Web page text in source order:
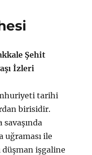
Şehit
İzleri
tarihi
birisidir.
savaşında
uğraması ile
işgaline